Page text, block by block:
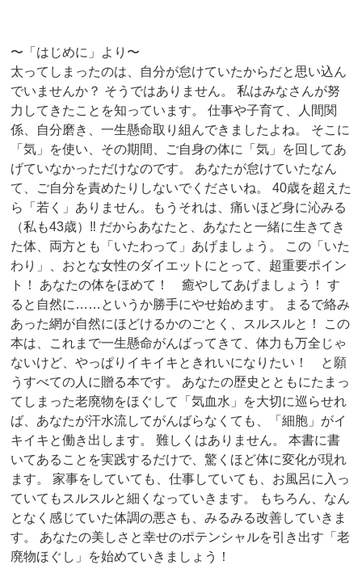
〜「はじめに」より〜
太ってしまったのは、自分が怠けていたからだと思い込ん
でいませんか？ そうではありません。 私はみなさんが努
力してきたことを知っています。 仕事や子育て、人間関
係、自分磨き、一生懸命取り組んできましたよね。 そこに
「気」を使い、その期間、ご自身の体に「気」を回してあ
げていなかっただけなのです。 あなたが怠けていたなん
て、ご自分を責めたりしないでくださいね。 40歳を超えた
ら「若く」ありません。もうそれは、痛いほど身に沁みる
（私も43歳）‼ だからあなたと、あなたと一緒に生きてき
た体、両方とも「いたわって」あげましょう。 この「いた
わり」、おとな女性のダイエットにとって、超重要ポイン
ト！ あなたの体をほめて！ 癒やしてあげましょう！ す
ると自然に……というか勝手にやせ始めます。 まるで絡み
あった網が自然にほどけるかのごとく、スルスルと！ この
本は、これまで一生懸命がんばってきて、体力も万全じゃ
ないけど、やっぱりイキイキときれいになりたい！ と願
うすべての人に贈る本です。 あなたの歴史とともにたまっ
てしまった老廃物をほぐして「気血水」を大切に巡らせれ
ば、あなたが汗水流してがんばらなくても、「細胞」がイ
キイキと働き出します。 難しくはありません。 本書に書
いてあることを実践するだけで、驚くほど体に変化が現れ
ます。 家事をしていても、仕事していても、お風呂に入っ
ていてもスルスルと細くなっていきます。 もちろん、なん
となく感じていた体調の悪さも、みるみる改善していきま
す。 あなたの美しさと幸せのポテンシャルを引き出す「老
廃物ほぐし」を始めていきましょう！